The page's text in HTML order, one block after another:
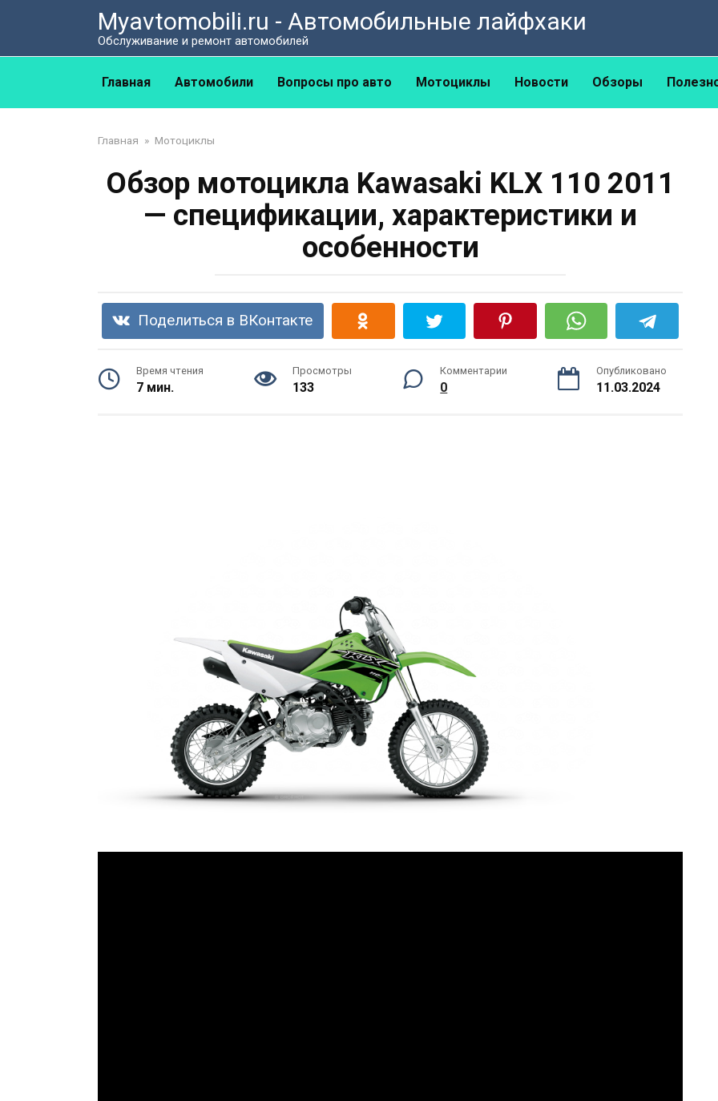
Myavtomobili.ru - Автомобильные лайфхаки
Обслуживание и ремонт автомобилей
Главная Автомобили Вопросы про авто Мотоциклы Новости Обзоры
Главная » Мотоциклы
Обзор мотоцикла Kawasaki KLX 110 2011
— спецификации, характеристики и
особенности
Поделиться в ВКонтакте
Время чтения
7 мин.
Просмотры
133
Комментарии
0
Опубликовано
11.03.2024